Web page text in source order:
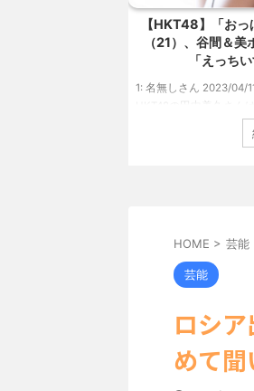
【NMB48】グラマ
迫力バストで悩殺
ーニット
1: 名無しさん 2023/04/
NMB48の本郷柚巴が、
社）のウェブサイト『
登場した。 グラマラス
HOME > 芸能
芸能
ロシ
めて